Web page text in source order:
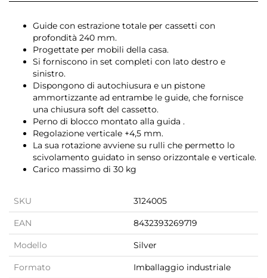
Guide con estrazione totale per cassetti con
profondità 240 mm.
Progettate per mobili della casa.
Si forniscono in set completi con lato destro e
sinistro.
Dispongono di autochiusura e un pistone
ammortizzante ad entrambe le guide, che fornisce
una chiusura soft del cassetto.
Perno di blocco montato alla guida .
Regolazione verticale +4,5 mm.
La sua rotazione avviene su rulli che permetto lo
scivolamento guidato in senso orizzontale e verticale.
Carico massimo di 30 kg
SKU 3124005
EAN 8432393269719
Modello Silver
Formato Imballaggio industriale